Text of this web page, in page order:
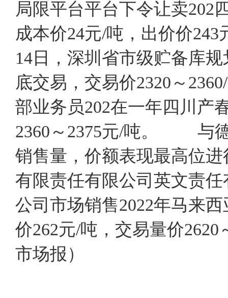
局限平台平台下令让卖202
成本价24元/吨，出价价
14日，深圳省市级贮备库
底交易，交易价2320～
部业务员202在一年四川产
2360～2375元/吨。 与德
销售量，价额表现最高位
有限责任有限公司英文责
公司市场销售2022年马来
价262元/吨，交易量价
市场报）